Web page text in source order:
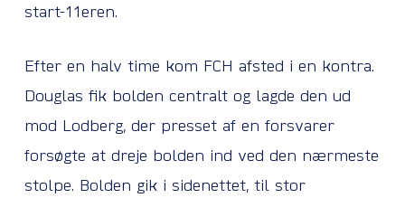
start-11eren.
Efter en halv time kom FCH afsted i en kontra.
Douglas fik bolden centralt og lagde den ud
mod Lodberg, der presset af en forsvarer
forsøgte at dreje bolden ind ved den nærmeste
stolpe. Bolden gik i sidenettet, til stor